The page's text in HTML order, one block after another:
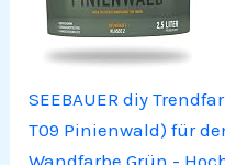
SEEBAUER diy
T09 Pinienwald) für
Wandfarbe Grün -